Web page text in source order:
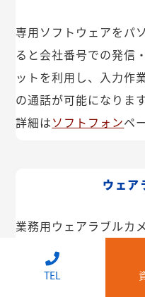
専用ソフトウェアをパ
ると会社番号での発信
ットを利用し、入力作
の通話が可能になります
詳細はソフトフォンペ
ウェア
業務用ウェアラブルカ
線が利用できます。イ
可能。IP68で防塵・防
TEL